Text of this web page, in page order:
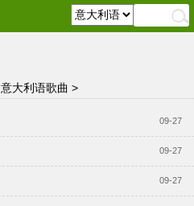
意大利语歌曲 >
09-27
09-27
09-27